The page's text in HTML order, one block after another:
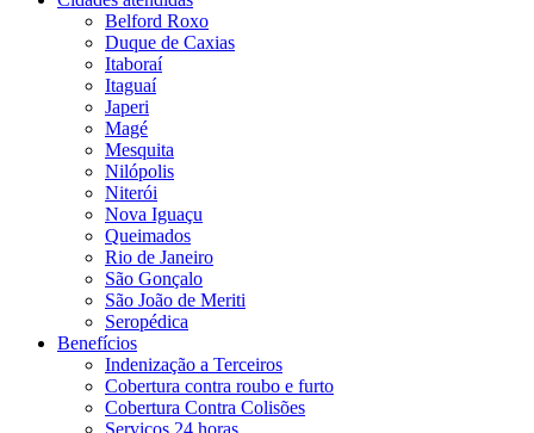
Belford Roxo
Duque de Caxias
Itaboraí
Itaguaí
Japeri
Magé
Mesquita
Nilópolis
Niterói
Nova Iguaçu
Queimados
Rio de Janeiro
São Gonçalo
São João de Meriti
Seropédica
Benefícios
Indenização a Terceiros
Cobertura contra roubo e furto
Cobertura Contra Colisões
Serviços 24 horas